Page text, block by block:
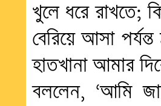
খুলে ধরে রাখতে;
বেরিয়ে আসা
হাতখানা আমার
বললেন, ‘আমি